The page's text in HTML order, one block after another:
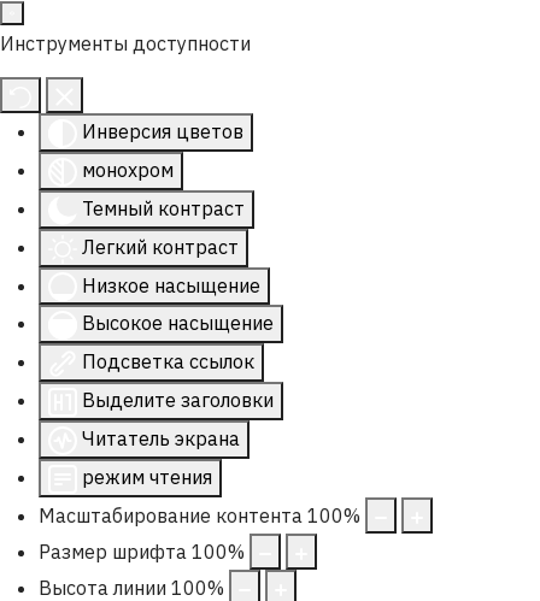
Инструменты доступности
Инверсия цветов
монохром
Темный контраст
Легкий контраст
Низкое насыщение
Высокое насыщение
Подсветка ссылок
Выделите заголовки
Читатель экрана
режим чтения
Масштабирование контента 100%
Размер шрифта 100%
Высота линии 100%